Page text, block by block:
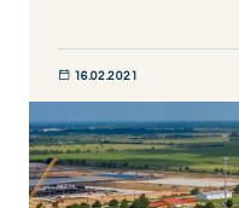
16.02.2021
JETZT ENTDECKEN